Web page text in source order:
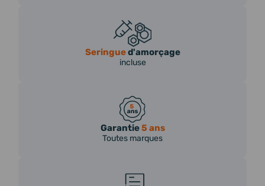
Seringued'amorçage
incluse
Garantie5 ans
Toutes marques